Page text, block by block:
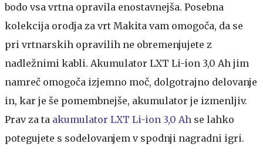
bodo vsa vrtna opravila enostavnejša. Posebna
kolekcija orodja za vrt Makita vam omogoča, da se
pri vrtnarskih opravilih ne obremenjujete z
nadležnimi kabli. Akumulator LXT Li-ion 3,0 Ah jim
namreč omogoča izjemno moč, dolgotrajno delovanje
in, kar je še pomembnejše, akumulator je izmenljiv.
Prav za ta akumulator LXT Li-ion 3,0 Ah se lahko
potegujete s sodelovanjem v spodnji nagradni igri.